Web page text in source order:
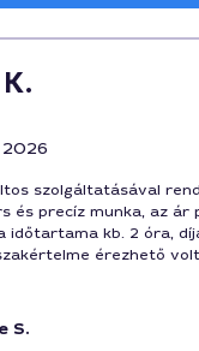
szolgáltatásával
és precíz munka, az ár
időtartama kb. 2 óra,
érezhető
S.